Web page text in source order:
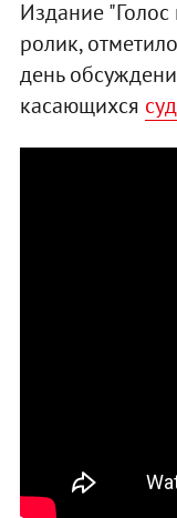
Издание
ролик,
день
касающихся